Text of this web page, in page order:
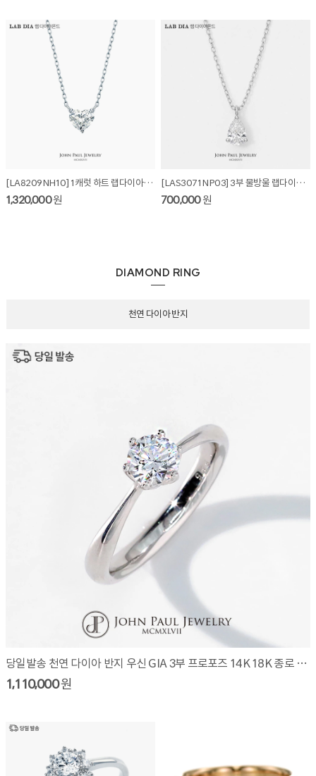
[LA8209NH10] 1캐럿 하트 랩다이아몬드 목걸이
1,320,000원
[LAS3071NP03] 3부 물방울 랩다이아몬드 목걸이
700,000 원
DIAMOND RING
천연 다이아 반지
당일발송 천연 다이아 반지 우신 GIA 3부 프로포즈 14K 18K 종로 예물 W3010R03
1,110,000원